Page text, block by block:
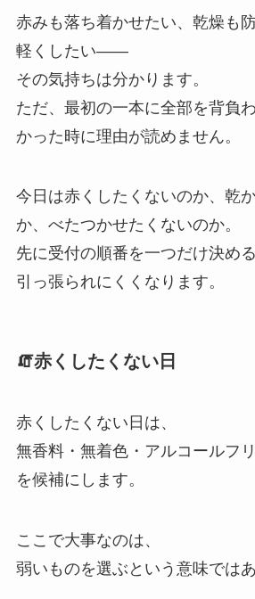
赤みも落ち着かせたい、乾燥も
軽くしたい——
その気持ちは分かります。
ただ、最初の一本に全部を背負
かった時に理由が読めません。
今日は赤くしたくないのか、乾
か、べたつかせたくないのか。
先に受付の順番を一つだけ決め
引っ張られにくくなります。
🧯赤くしたくない日
赤くしたくない日は、
無香料・無着色・アルコールフ
を候補にします。
ここで大事なのは、
弱いものを選ぶという意味ではあ